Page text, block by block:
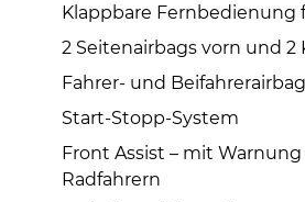
Klappbare Fernbedienung
2 Seitenairbags vorn und 2
Fahrer- und Beifahrerairbag
Start-Stopp-System
Front Assist – mit
Radfahrern